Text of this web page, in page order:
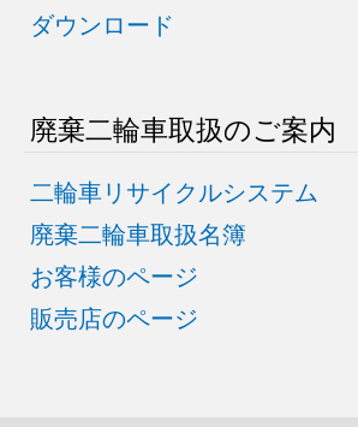
ダウンロード
廃棄二輪車取扱のご案内
二輪車リサイクルシステム
廃棄二輪車取扱名簿
お客様のページ
販売店のページ